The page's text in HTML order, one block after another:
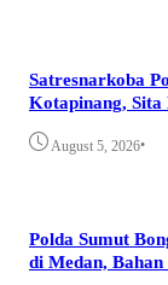
Satresnarkoba
Kotapinang,
August 5, 2026•
Polda Sumut
di Medan,